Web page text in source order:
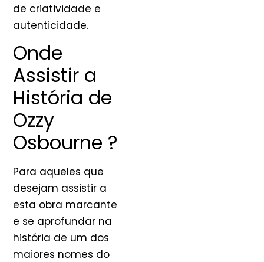
de criatividade e
autenticidade.
Onde
Assistir a
História de
Ozzy
Osbourne ?
Para aqueles que
desejam assistir a
esta obra marcante
e se aprofundar na
história de um dos
maiores nomes do